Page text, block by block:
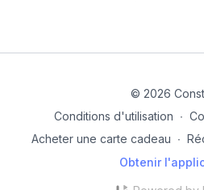
© 2026
Conditions d'utilisation ∙
Acheter une carte cadeau ∙
Obtenir